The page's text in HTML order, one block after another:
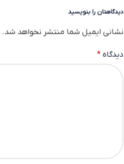
دیدگاهتان را بنویسید
نشانی ایمیل شما منتشر نخواهد شد.
دیدگاه*